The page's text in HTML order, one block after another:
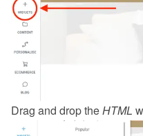
Drag and drop the HTML